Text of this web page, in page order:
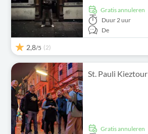
Gratis annuleren
Duur 2 uur
De
2,8/5 (2)
St. Pauli Kieztour
Gratis annuleren